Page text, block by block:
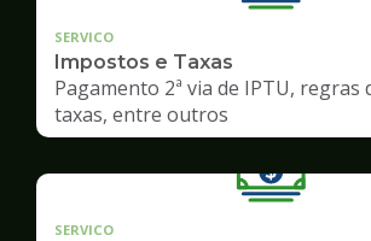
SERVICO
Impostos e Taxas
Pagamento 2ª via de IPTU, regras
taxas, entre outros
SERVICO